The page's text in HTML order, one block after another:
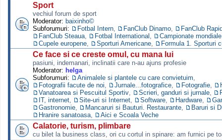
Sport
vechiul forum de sport
Moderator: baixinho©
Subforumuri:
Fotbal Intern FanClub Dinamo
FanClub
FanClub Steaua
Fotbal International
Campionate
Cupele europene
Sporturi Americane Formula 1. Sporturi
Ce face si ce creste omul, cu mana lui
pasiuni, indemanari, inclinatii care n-au ajuns profesie
Moderator: helga
Subforumuri:
Animalele si plantele cu care convietuim
Fotografii facute de noi
Jurnale...fotografice Fotografie
Vanatoarea si Pescuitul Sportiv
Scrieri, ganduri si jurnale
IT, internet
Site-uri si Internet Software Hardware
Gastronomie
Mancaruri si Bauturi. Restaurante
Baruri si
Hranire sanatoasa
Aici e Scoala Veche
Calatorie, turism, plimbare
cu bilet la business class, ori cu cortul in spinare: am furnici pe